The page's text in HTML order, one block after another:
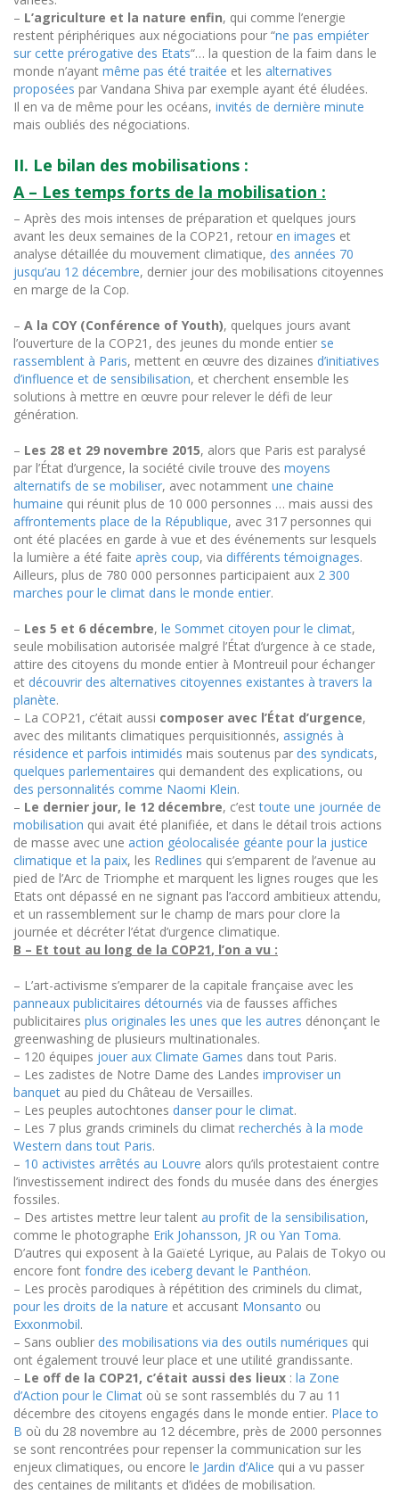
– L’agriculture et la nature enfin, qui comme l’energie
restent périphériques aux négociations pour “ne pas empiéter
sur cette prérogative des Etats“… la question de la faim dans le
monde n’ayant même pas été traitée et les alternatives
proposées par Vandana Shiva par exemple ayant été éludées.
Il en va de même pour les océans, invités de dernière minute
mais oubliés des négociations.
II. Le bilan des mobilisations :
A – Les temps forts de la mobilisation :
– Après des mois intenses de préparation et quelques jours
avant les deux semaines de la COP21, retour en images et
analyse détaillée du mouvement climatique, des années 70
jusqu’au 12 décembre, dernier jour des mobilisations citoyennes
en marge de la Cop.
– A la COY (Conférence of Youth), quelques jours avant
l’ouverture de la COP21, des jeunes du monde entier se
rassemblent à Paris, mettent en œuvre des dizaines d’initiatives
d’influence et de sensibilisation, et cherchent ensemble les
solutions à mettre en œuvre pour relever le défi de leur
génération.
– Les 28 et 29 novembre 2015, alors que Paris est paralysé
par l’État d’urgence, la société civile trouve des moyens
alternatifs de se mobiliser, avec notamment une chaine
humaine qui réunit plus de 10 000 personnes … mais aussi des
affrontements place de la République, avec 317 personnes qui
ont été placées en garde à vue et des événements sur lesquels
la lumière a été faite après coup, via différents témoignages.
Ailleurs, plus de 780 000 personnes participaient aux 2 300
marches pour le climat dans le monde entier.
– Les 5 et 6 décembre, le Sommet citoyen pour le climat,
seule mobilisation autorisée malgré l’État d’urgence à ce stade,
attire des citoyens du monde entier à Montreuil pour échanger
et découvrir des alternatives citoyennes existantes à travers la
planète.
– La COP21, c’était aussi composer avec l’État d’urgence,
avec des militants climatiques perquisitionnés, assignés à
résidence et parfois intimidés mais soutenus par des syndicats,
quelques parlementaires qui demandent des explications, ou
des personnalités comme Naomi Klein.
– Le dernier jour, le 12 décembre, c’est toute une journée de
mobilisation qui avait été planifiée, et dans le détail trois actions
de masse avec une action géolocalisée géante pour la justice
climatique et la paix, les Redlines qui s’emparent de l’avenue au
pied de l’Arc de Triomphe et marquent les lignes rouges que les
Etats ont dépassé en ne signant pas l’accord ambitieux attendu,
et un rassemblement sur le champ de mars pour clore la
journée et décréter l’état d’urgence climatique.
B – Et tout au long de la COP21, l’on a vu :
– L’art-activisme s’emparer de la capitale française avec les
panneaux publicitaires détournés via de fausses affiches
publicitaires plus originales les unes que les autres dénonçant le
greenwashing de plusieurs multinationales.
– 120 équipes jouer aux Climate Games dans tout Paris.
– Les zadistes de Notre Dame des Landes improviser un
banquet au pied du Château de Versailles.
– Les peuples autochtones danser pour le climat.
– Les 7 plus grands criminels du climat recherchés à la mode
Western dans tout Paris.
– 10 activistes arrêtés au Louvre alors qu’ils protestaient contre
l’investissement indirect des fonds du musée dans des énergies
fossiles.
– Des artistes mettre leur talent au profit de la sensibilisation,
comme le photographe Erik Johansson, JR ou Yan Toma.
D’autres qui exposent à la Gaïeté Lyrique, au Palais de Tokyo ou
encore font fondre des iceberg devant le Panthéon.
– Les procès parodiques à répétition des criminels du climat,
pour les droits de la nature et accusant Monsanto ou
Exxonmobil.
– Sans oublier des mobilisations via des outils numériques qui
ont également trouvé leur place et une utilité grandissante.
– Le off de la COP21, c’était aussi des lieux : la Zone
d’Action pour le Climat où se sont rassemblés du 7 au 11
décembre des citoyens engagés dans le monde entier. Place to
B où du 28 novembre au 12 décembre, près de 2000 personnes
se sont rencontrées pour repenser la communication sur les
enjeux climatiques, ou encore le Jardin d’Alice qui a vu passer
des centaines de militants et d’idées de mobilisation.